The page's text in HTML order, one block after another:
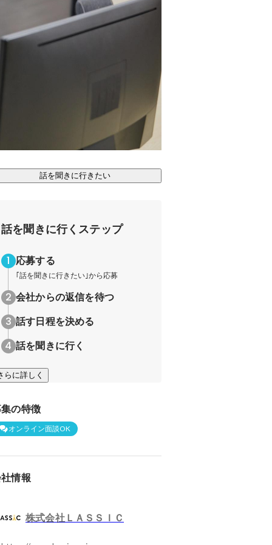
話を聞きに行きたい
話を聞きに行くステップ
応募する
｢話を聞きに行きたい｣から応募
会社からの返信を待つ
話す日程を決める
話を聞きに行く
らに詳しく
の特徴
オンライン面談OK
情報
株式会社ＬＡＳＳＩＣ